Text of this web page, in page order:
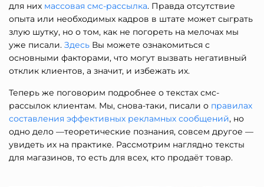
для них массовая смс-рассылка. Правда отсутствие
опыта или необходимых кадров в штате может сыграть
злую шутку, но о том, как не погореть на мелочах мы
уже писали. Здесь Вы можете ознакомиться с
основными факторами, что могут вызвать негативный
отклик клиентов, а значит, и избежать их.
Теперь же поговорим подробнее о текстах смс-
рассылок клиентам. Мы, снова-таки, писали о правилах
составления эффективных рекламных сообщений, но
одно дело —теоретические познания, совсем другое —
увидеть их на практике. Рассмотрим наглядно тексты
для магазинов, то есть для всех, кто продаёт товар.